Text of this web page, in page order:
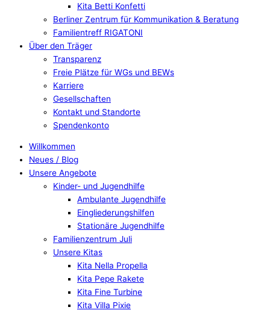
Kita Betti Konfetti
Berliner Zentrum für Kommunikation & Beratung
Familientreff RIGATONI
Über den Träger
Transparenz
Freie Plätze für WGs und BEWs
Karriere
Gesellschaften
Kontakt und Standorte
Spendenkonto
Willkommen
Neues / Blog
Unsere Angebote
Kinder- und Jugendhilfe
Ambulante Jugendhilfe
Eingliederungshilfen
Stationäre Jugendhilfe
Familienzentrum Juli
Unsere Kitas
Kita Nella Propella
Kita Pepe Rakete
Kita Fine Turbine
Kita Villa Pixie